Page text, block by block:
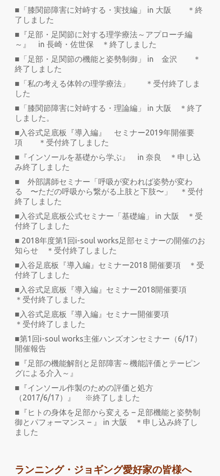
■「膝関節障害に対峙する・実技編」 in 大阪 ＊終
了しました
■『足部・足関節に対する理学療法～アプローチ編
～』 in 長崎・佐世保 ＊終了しました
■「足部・足関節の機能と姿勢制御」 in 金沢 ＊
終了しました
■「私の考える体幹の理学療法」 ＊受付終了しま
した
■「膝関節障害に対峙する・理論編」 in 大阪 ＊終了
しました。
■入谷式足底板『導入編』 セミナー2019年開催要
項 ＊受付終了しました
■『インソールを基礎から学ぶ』 in 奈良 ＊申し込
み終了しました
■ 外部講師セミナー「呼吸が変われば姿勢が変わ
る 〜ただの呼吸から繋がる上肢と下肢〜」 ＊受付
終了しました
■入谷式足底板公式セミナー「基礎編」 in 大阪 ＊受
付終了しました
■ 2018年度第1回i-soul works足部セミナーの開催のお
知らせ ＊受付終了しました
■入谷足底板『導入編』セミナー2018 開催要項 ＊受
付終了しました
■入谷式足底板『導入編』セミナー2018開催要項
＊受付終了しました
■入谷式足底板『導入編』セミナー開催要項
＊受付終了しました
■第1回i-soul works主催ハンズオンセミナー（6/17）
開催報告
■『足部の機能解剖と足部障害～機能評価とテーピン
グによる介入～』
■『インソール作製のための評価と処方
（2017/6/17）』 ※終了しました
■『ヒトの身体を足部から変える – 足部機能と姿勢制
御とパフォーマンス – 』 in 大阪 ＊申し込み終了し
ました
ランニング・ジョギング愛好家の皆様へ